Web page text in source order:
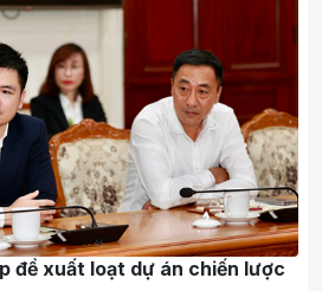
đề xuất loạt dự án chiến lược